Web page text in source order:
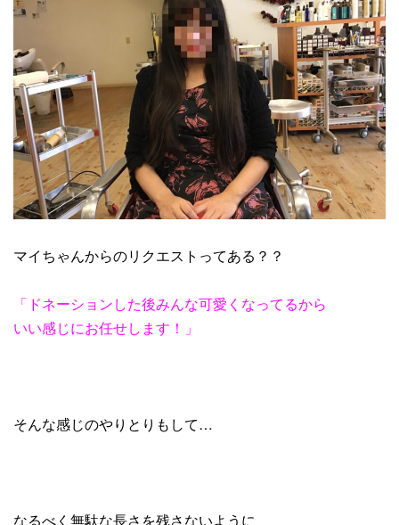
マイちゃんからのリクエストってある？？
「ドネーションした後みんな可愛くなってるから
いい感じにお任せします！」
そんな感じのやりとりもして…
なるべく無駄な長さを残さないように